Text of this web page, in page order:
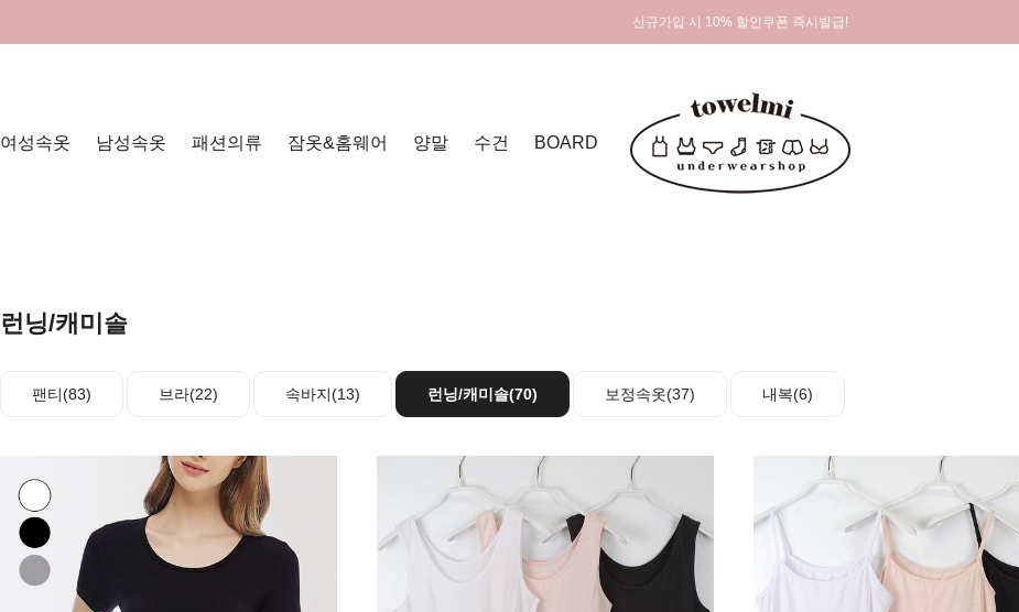
신규가입 시 10% 할인쿠폰 즉시발급!
여성속옷 남성속옷 패션의류 잠옷&홈웨어 양말 수건 BOARD
런닝/캐미솔
팬티(83) 브라(22) 속바지(13) 런닝/캐미솔(70) 보정속옷(37) 내복(6)